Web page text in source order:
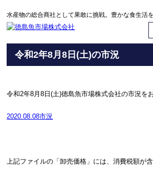
水産物の総合商社として果敢に挑戦。豊かな食生活を
令和2年8月8日(土)の市況
令和2年8月8日(土)徳島魚市場株式会社の市況を
2020.08.08市況
上記ファイルの「卸売価格」には、消費税額が含